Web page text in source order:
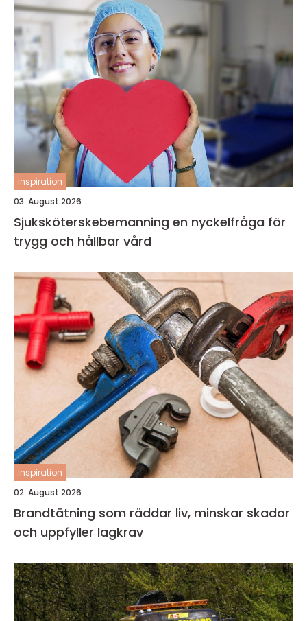
inspiration
03. August 2026
Sjuksköterskebemanning en nyckelfråga för
trygg och hållbar vård
inspiration
02. August 2026
Brandtätning som räddar liv, minskar skador
och uppfyller lagkrav